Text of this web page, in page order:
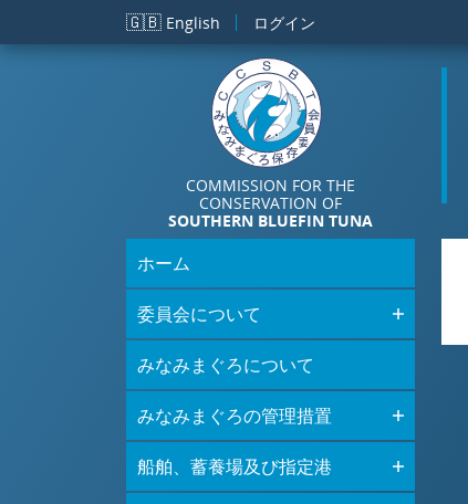
メインコンテンツに移動
🇬🇧 English ログイン
COMMISSION FOR THE
CONSERVATION OF
SOUTHERN BLUEFIN TUNA
ホーム
委員会について
みなみまぐろについて
みなみまぐろの管理措置
船舶、蓄養場及び指定港